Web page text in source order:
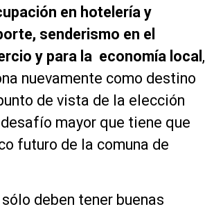
en hotelería y
senderismo en el
y para la economía local ,
nuevamente como destino
de vista de la elección
mayor que tiene que
futuro de la comuna de
deben tener buenas